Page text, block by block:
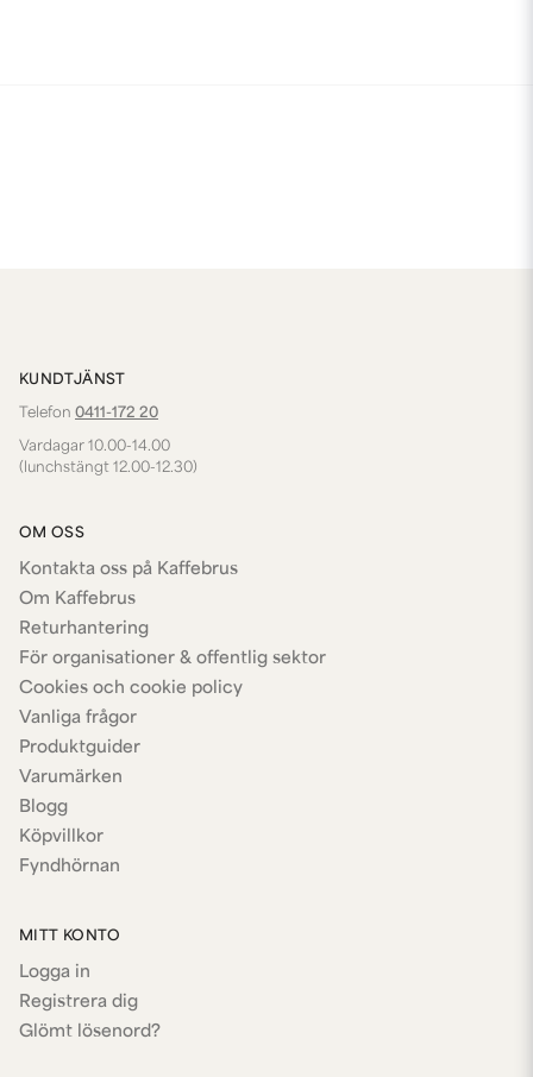
KUNDTJÄNST
Telefon 0411-172 20
Vardagar 10.00-14.00
(lunchstängt 12.00-12.30)
OM OSS
Kontakta oss på Kaffebrus
Om Kaffebrus
Returhantering
För organisationer & offentlig sektor
Cookies och cookie policy
Vanliga frågor
Produktguider
Varumärken
Blogg
Köpvillkor
Fyndhörnan
MITT KONTO
Logga in
Registrera dig
Glömt lösenord?